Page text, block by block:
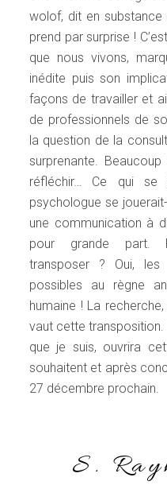
wolof, dit en
prend par surprise !
que nous vivons,
inédite puis son
façons de travailler et
de professionnels de
la question de la
surprenante. Beaucoup
réfléchir… Ce qui
psychologue se
une communication à
pour grande part.
transposer ? Oui, les
possibles au règne
humaine ! La
vaut cette transposition.
que je suis, ouvrira
souhaitent et après
27 décembre prochain.
S.